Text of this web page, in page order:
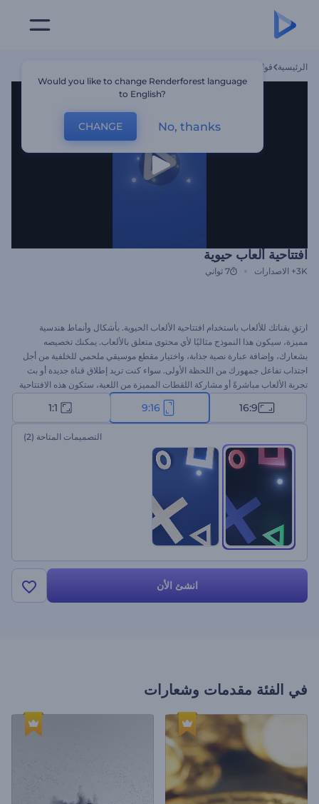
الرئيسية قوالب
افتتاحية ألعاب حيوية
3K+ الاصدارات 7 ثواني
ارتقِ بقناتك للألعاب باستخدام افتتاحية الألعاب الحيوية. بأشكال وأنماط هندسية
مميزة، سيكون هذا النموذج مثاليًا لأي محتوى متعلق بالألعاب. يمكنك تخصيصه
بشعارك، وإضافة عبارة نصية جذابة، واختيار مقطع موسيقي ملحمي للخلفية من أجل
اجتذاب تفاعل جمهورك من اللحظة الأولى. سواء كنت تريد إطلاق قناة جديدة أو بث
تجربة الألعاب مباشرةً أو مشاركة اللقطات المميزة من اللعبة، ستكون هذه الافتتاحية
هي كل ما تحتاج إليه. ابدأ الآن واجعل الحياة تدب في علامتك التجارية في عالم
16:9
9:16
1:1
التصميمات المتاحة (2)
انشئ الأن
في الفئة مقدمات وشعارات
Would you like to change Renderforest language
to English?
CHANGE No, thanks